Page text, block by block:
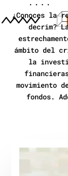
¿Conoces la
decrim?
ámbito del
la
movimiento
fondos.